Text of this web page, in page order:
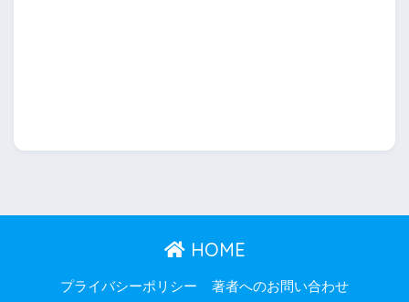
HOME
プライバシーポリシー 著者へのお問い合わせ